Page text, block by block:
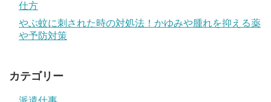
仕方
やぶ蚊に刺された時の対処法！かゆみや腫れを抑える薬
や予防対策
カテゴリー